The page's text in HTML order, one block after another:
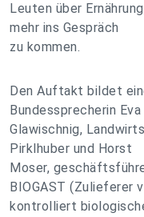
Leuten über
mehr ins Gespräch
zu kommen.
Den Auftakt bildet
Bundessprecherin Eva
Glawischnig,
Pirklhuber und Horst
Moser,
BIOGAST (Zulieferer
kontrolliert